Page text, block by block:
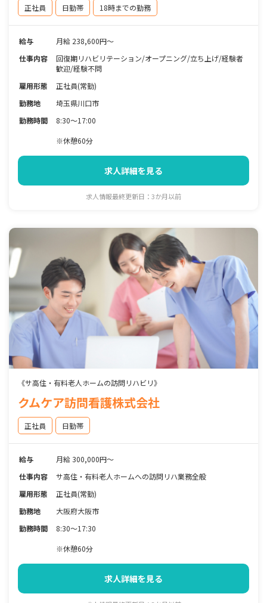
正社員 日勤帯 18時までの勤務
給与
月給 238,600円～
仕事内容
回復期リハビリテーション/オープニング/立ち上げ/経験者
歓迎/経験不問
雇用形態
正社員(常勤)
勤務地
埼玉県川口市
勤務時間
8:30～17:00
※休憩60分
求人詳細を見る
求人情報最終更新日：3か月以前
《サ高住・有料老人ホームの訪問リハビリ》
クムケア訪問看護株式会社
正社員 日勤帯
給与
月給 300,000円～
仕事内容
サ高住・有料老人ホームへの訪問リハ業務全般
雇用形態
正社員(常勤)
勤務地
大阪府大阪市
勤務時間
8:30～17:30
※休憩60分
求人詳細を見る